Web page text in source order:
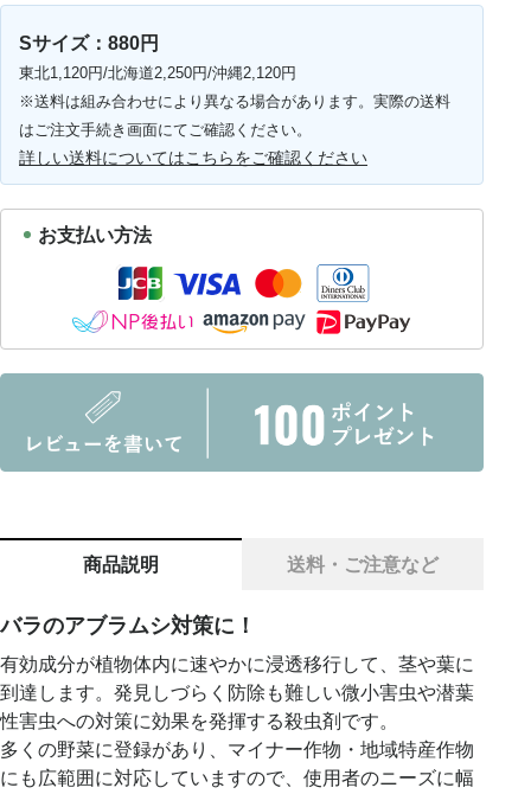
Sサイズ：880円
東北1,120円/北海道2,250円/沖縄2,120円
※送料は組み合わせにより異なる場合があります。実際の送料
はご注文手続き画面にてご確認ください。
詳しい送料についてはこちらをご確認ください
お支払い方法
商品説明 送料・ご注意など
バラのアブラムシ対策に！
有効成分が植物体内に速やかに浸透移行して、茎や葉に
到達します。発見しづらく防除も難しい微小害虫や潜葉
性害虫への対策に効果を発揮する殺虫剤です。
多くの野菜に登録があり、マイナー作物・地域特産作物
にも広範囲に対応していますので、使用者のニーズに幅